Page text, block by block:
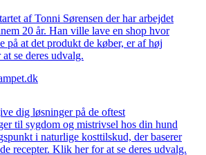
af Tonni Sørensen der har arbejdet
20 år. Han ville lave en shop hvor
på at det produkt de køber, er af høj
se deres udvalg.
dig løsninger på de oftest
til sygdom og mistrivsel hos din hund
i naturlige kosttilskud, der baserer
recepter. Klik her for at se deres udvalg.